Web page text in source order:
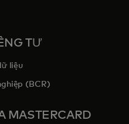
tab
TƯ
liệu
(BCR)
MASTERCARD